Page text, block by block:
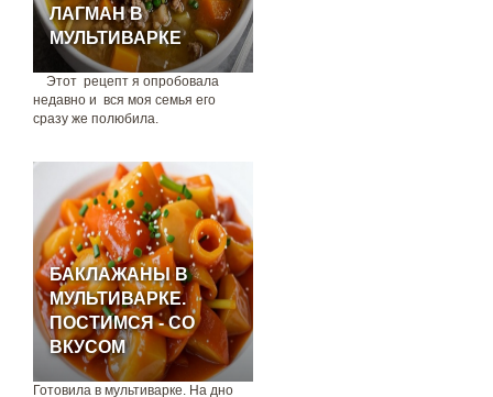
ЛАГМАН В
МУЛЬТИВАРКЕ
Этот рецепт я опробовала
недавно и вся моя семья его
сразу же полюбила.
БАКЛАЖАНЫ В
МУЛЬТИВАРКЕ.
ПОСТИМСЯ - СО
ВКУСОМ
Готовила в мультиварке. На дно